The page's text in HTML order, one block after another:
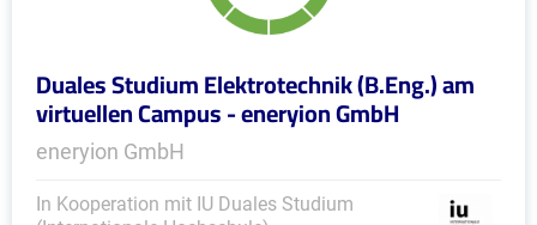
Duales Studium Elektrotechnik (B.Eng.) am
virtuellen Campus - eneryion GmbH
eneryion GmbH
In Kooperation mit IU Duales Studium